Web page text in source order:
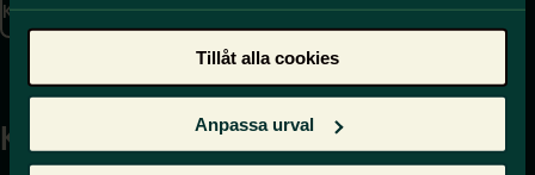
Tillåt alla cookies
Anpassa urval
Kontakta oss
Kansli